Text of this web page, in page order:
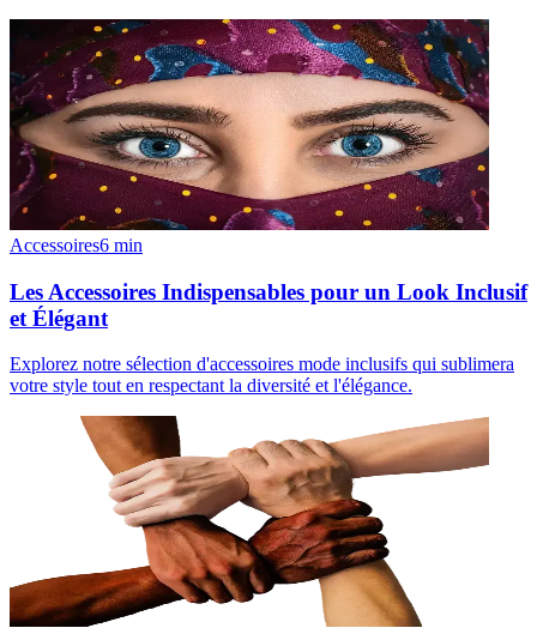
Accessoires6 min
Les Accessoires Indispensables pour un Look Inclusif
et Élégant
Explorez notre sélection d'accessoires mode inclusifs qui sublimera
votre style tout en respectant la diversité et l'élégance.